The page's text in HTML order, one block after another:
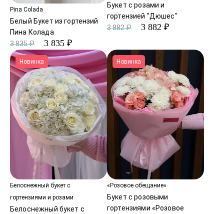
Pina Colada
Белый Букет из гортензий
Пина Колада
3 835 ₽
3 835 ₽
Букет с розами и
гортензией "Дюшес"
3 882 ₽
3 882 ₽
Новинка
Белоснежный букет с
гортензиями и розами
Белоснежный букет с
Новинка
«Розовое обещание»
Букет с розовыми
гортензиями «Розовое